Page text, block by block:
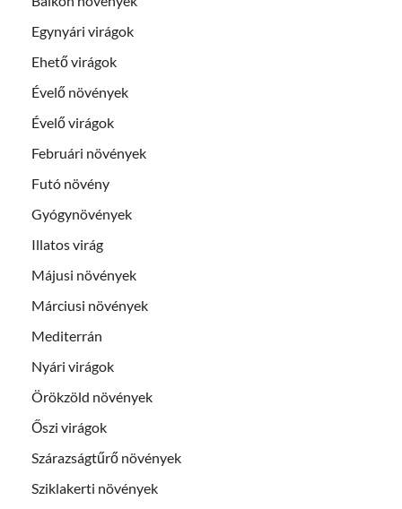
Egynyári virágok
Ehető virágok
Évelő növények
Évelő virágok
Februári növények
Futó növény
Gyógynövények
Illatos virág
Májusi növények
Márciusi növények
Mediterrán
Nyári virágok
Örökzöld növények
Őszi virágok
Szárazságtűrő növények
Sziklakerti növények